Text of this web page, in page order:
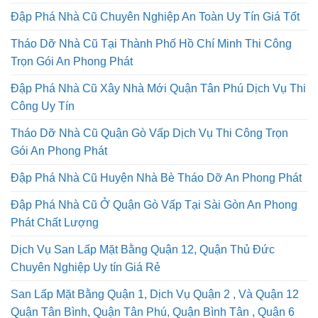
Đập Phá Nhà Cũ Chuyên Nghiệp An Toàn Uy Tín Giá Tốt
Tháo Dỡ Nhà Cũ Tại Thành Phố Hồ Chí Minh Thi Công
Trọn Gói An Phong Phát
Đập Phá Nhà Cũ Xây Nhà Mới Quận Tân Phú Dịch Vụ Thi
Công Uy Tín
Tháo Dỡ Nhà Cũ Quận Gò Vấp Dịch Vụ Thi Công Trọn
Gói An Phong Phát
Đập Phá Nhà Cũ Huyện Nhà Bè Tháo Dỡ An Phong Phát
Đập Phá Nhà Cũ Ở Quận Gò Vấp Tại Sài Gòn An Phong
Phát Chất Lượng
Dịch Vụ San Lấp Mặt Bằng Quận 12, Quận Thủ Đức
Chuyên Nghiệp Uy tín Giá Rẻ
San Lấp Mặt Bằng Quận 1, Dịch Vụ Quận 2 , Và Quận 12
Quận Tân Bình, Quận Tân Phú, Quận Bình Tân , Quận 6